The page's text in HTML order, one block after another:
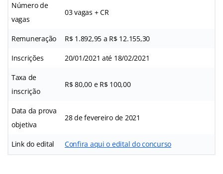
Número de
vagas
03 vagas + CR
Remuneração R$ 1.892,95 a R$ 12.155,30
Inscrições 20/01/2021 até 18/02/2021
Taxa de
inscrição
R$ 80,00 e R$ 100,00
Data da prova
objetiva
28 de fevereiro de 2021
Link do edital Confira aqui o edital do concurso